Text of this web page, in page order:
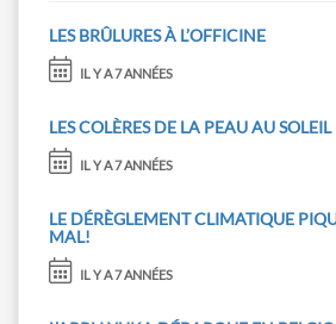
LES BRÛLURES À L’OFFICINE
IL Y A 7 ANNÉES
LES COLÈRES DE LA PEAU AU SOLEIL
IL Y A 7 ANNÉES
LE DÉRÈGLEMENT CLIMATIQUE
MAL!
IL Y A 7 ANNÉES